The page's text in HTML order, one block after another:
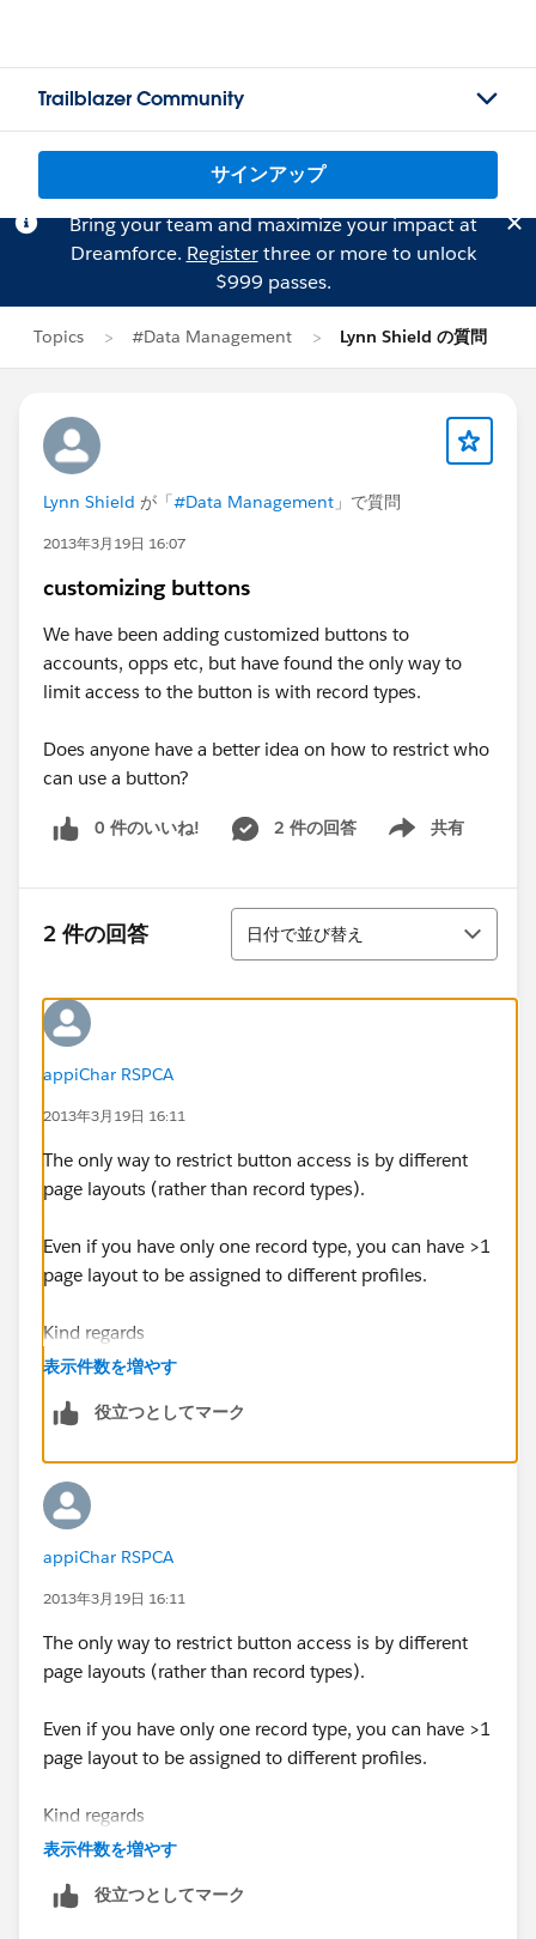
Trailblazer Community
サインアップ
Bring your team and maximize your impact at
Dreamforce. Registerthree or more to unlock
$999 passes.
Topics #Data Management Lynn Shield の質問
Lynn Shield が「#Data Management 」で質問
2013年3月19日 16:07
customizing buttons
We have been adding customized buttons to
accounts, opps etc, but have found the only way to
limit access to the button is with record types.
Does anyone have a better idea on how to restrict who
can use a button?
0 件のいいね! 2 件の回答 共有
Show menu
2 件の回答
並び替え
日付で並び替え
appiChar RSPCA
2013年3月19日 16:11
The only way to restrict button access is by different
page layouts (rather than record types).
Even if you have only one record type, you can have >1
page layout to be assigned to different profiles.
Kind regards
表示件数を増やす
役立つとしてマーク
appiChar RSPCA
2013年3月19日 16:11
The only way to restrict button access is by different
page layouts (rather than record types).
Even if you have only one record type, you can have >1
page layout to be assigned to different profiles.
Kind regards
表示件数を増やす
役立つとしてマーク